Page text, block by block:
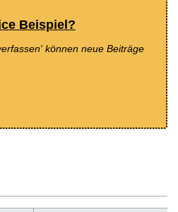
Beispiel?
können neue Beiträge